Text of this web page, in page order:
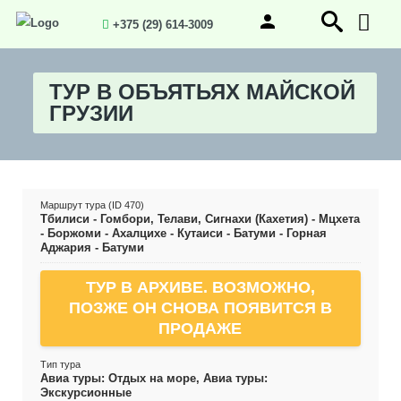
+375 (29) 614-3009
ТУР В ОБЪЯТЬЯХ МАЙСКОЙ
ГРУЗИИ
Маршрут тура (ID 470)
Тбилиси - Гомбори, Телави, Сигнахи (Кахетия) - Мцхета
- Боржоми - Ахалцихе - Кутаиси - Батуми - Горная
Аджария - Батуми
ТУР В АРХИВЕ. ВОЗМОЖНО,
ПОЗЖЕ ОН СНОВА ПОЯВИТСЯ В
ПРОДАЖЕ
Тип тура
Авиа туры: Отдых на море, Авиа туры:
Экскурсионные